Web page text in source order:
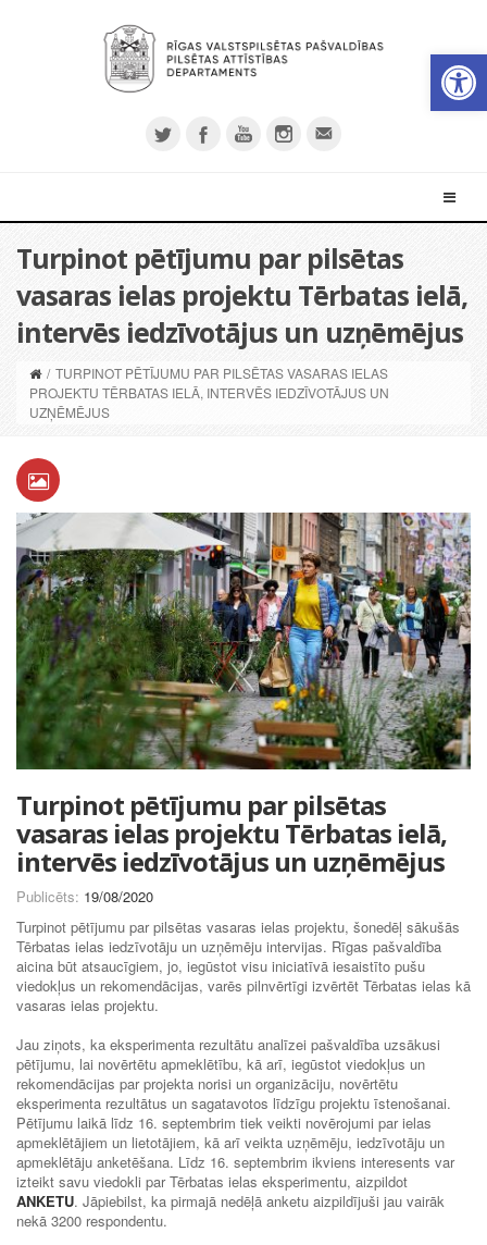
Turpinot pētījumu par pilsētas
vasaras ielas projektu Tērbatas ielā,
intervēs iedzīvotājus un uzņēmējus
/ TURPINOT PĒTĪJUMU PAR PILSĒTAS VASARAS IELAS
PROJEKTU TĒRBATAS IELĀ, INTERVĒS IEDZĪVOTĀJUS UN
UZŅĒMĒJUS
Turpinot pētījumu par pilsētas
vasaras ielas projektu Tērbatas ielā,
intervēs iedzīvotājus un uzņēmējus
Publicēts: 19/08/2020
Turpinot pētījumu par pilsētas vasaras ielas projektu, šonedēļ sākušās
Tērbatas ielas iedzīvotāju un uzņēmēju intervijas. Rīgas pašvaldība
aicina būt atsaucīgiem, jo, iegūstot visu iniciatīvā iesaistīto pušu
viedokļus un rekomendācijas, varēs pilnvērtīgi izvērtēt Tērbatas ielas kā
vasaras ielas projektu.
Jau ziņots, ka eksperimenta rezultātu analīzei pašvaldība uzsākusi
pētījumu, lai novērtētu apmeklētību, kā arī, iegūstot viedokļus un
rekomendācijas par projekta norisi un organizāciju, novērtētu
eksperimenta rezultātus un sagatavotos līdzīgu projektu īstenošanai.
Pētījumu laikā līdz 16. septembrim tiek veikti novērojumi par ielas
apmeklētājiem un lietotājiem, kā arī veikta uzņēmēju, iedzīvotāju un
apmeklētāju anketēšana. Līdz 16. septembrim ikviens interesents var
izteikt savu viedokli par Tērbatas ielas eksperimentu, aizpildot
ANKETU. Jāpiebilst, ka pirmajā nedēļā anketu aizpildījuši jau vairāk
nekā 3200 respondentu.